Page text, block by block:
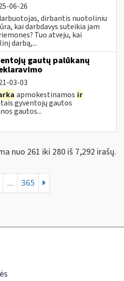
06-26
dirbantis nuotoliniu
kai darbdavys suteikia jam
Tuo atveju, kai
darbą,...
gautų palūkanų
03-03
apmokestinamos ir
gyventojų gautos
gautos...
nuo 261 iki 280 iš 7,292 irašų.
... 365